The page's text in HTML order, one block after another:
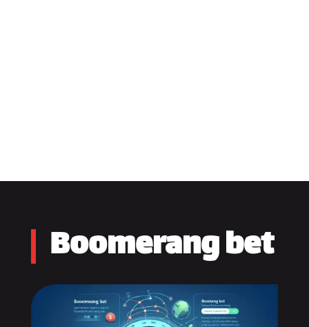
Boomerang bet